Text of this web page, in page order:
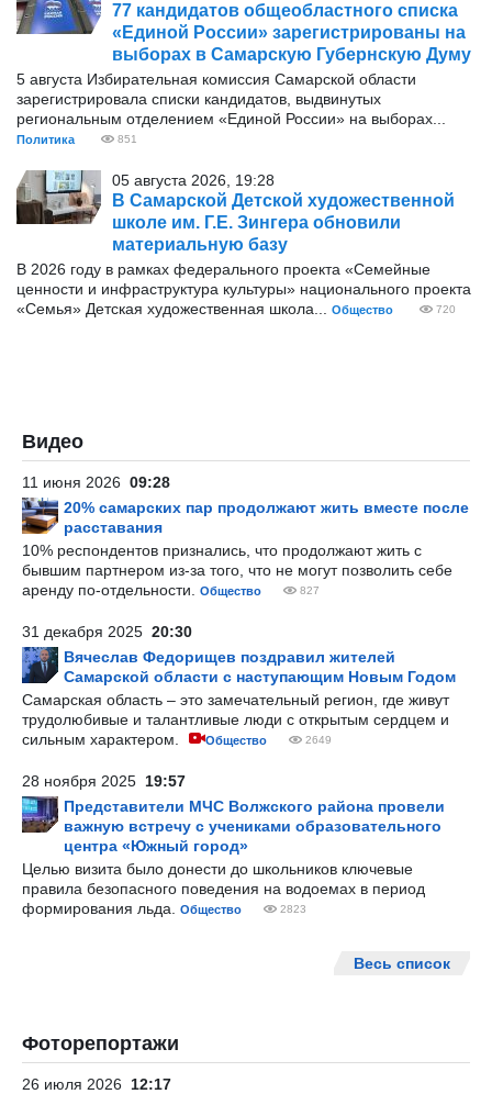
77 кандидатов общеобластного списка
«Единой России» зарегистрированы на
выборах в Самарскую Губернскую Думу
5 августа Избирательная комиссия Самарской области
зарегистрировала списки кандидатов, выдвинутых
региональным отделением «Единой России» на выборах...
Политика 851
05 августа 2026, 19:28
В Самарской Детской художественной
школе им. Г.Е. Зингера обновили
материальную базу
В 2026 году в рамках федерального проекта «Семейные
ценности и инфраструктура культуры» национального проекта
«Семья» Детская художественная школа...
Общество 720
Видео
11 июня 2026 09:28
20% самарских пар продолжают жить вместе после
расставания
10% респондентов признались, что продолжают жить с
бывшим партнером из-за того, что не могут позволить себе
аренду по-отдельности.
Общество 827
31 декабря 2025 20:30
Вячеслав Федорищев поздравил жителей
Самарской области с наступающим Новым Годом
Самарская область – это замечательный регион, где живут
трудолюбивые и талантливые люди с открытым сердцем и
сильным характером.
Общество 2649
28 ноября 2025 19:57
Представители МЧС Волжского района провели
важную встречу с учениками образовательного
центра «Южный город»
Целью визита было донести до школьников ключевые
правила безопасного поведения на водоемах в период
формирования льда.
Общество 2823
Весь список
Фоторепортажи
26 июля 2026 12:17